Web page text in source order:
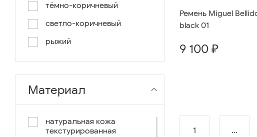
тёмно-коричневый
светло-коричневый
рыжий
серо-коричневый
светло-голубой
чёрный-коричневый
комбинированный
Материал
натуральная кожа
текстурированная
Ремень Miguel
black 01
9 100 ₽
1 ...